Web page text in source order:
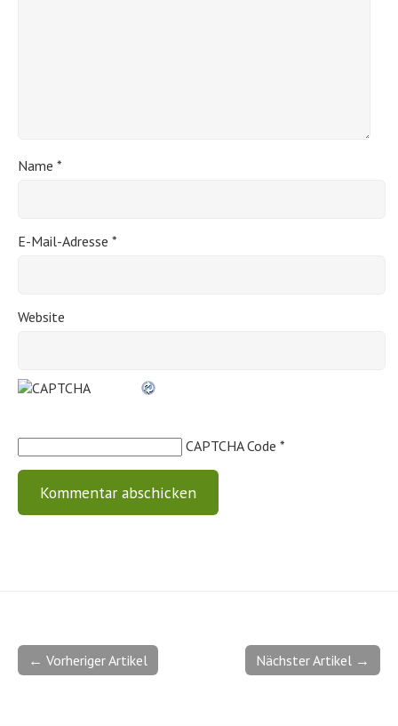
Name *
E-Mail-Adresse *
Website
CAPTCHA Code *
Nächster Artikel →
← Vorheriger Artikel